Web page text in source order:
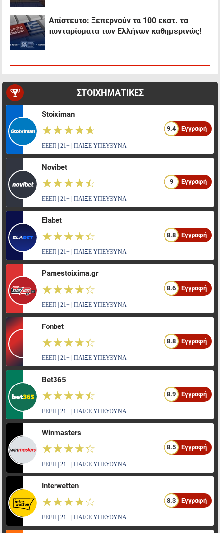
Απίστευτο: Ξεπερνούν τα 100 εκατ. τα
πονταρίσματα των Ελλήνων καθημερινώς!
ΣΤΟΙΧΗΜΑΤΙΚΕΣ
Stoiximan
☆☆☆☆☆
★★★★★ 9.4 Εγγραφή
ΕΕΕΠ | 21+ | ΠΑΙΞΕ ΥΠΕΥΘΥΝΑ
Novibet
☆☆☆☆☆
★★★★★ 9 Εγγραφή
ΕΕΕΠ | 21+ | ΠΑΙΞΕ ΥΠΕΥΘΥΝΑ
Elabet
☆☆☆☆☆
★★★★★ 8.8 Εγγραφή
ΕΕΕΠ | 21+ | ΠΑΙΞΕ ΥΠΕΥΘΥΝΑ
Pamestoixima.gr
☆☆☆☆☆
★★★★★ 8.6 Εγγραφή
ΕΕΕΠ | 21+ | ΠΑΙΞΕ ΥΠΕΥΘΥΝΑ
Fonbet
☆☆☆☆☆
★★★★★ 8.8 Εγγραφή
ΕΕΕΠ | 21+ | ΠΑΙΞΕ ΥΠΕΥΘΥΝΑ
Bet365
☆☆☆☆☆
★★★★★ 8.9 Εγγραφή
ΕΕΕΠ | 21+ | ΠΑΙΞΕ ΥΠΕΥΘΥΝΑ
Winmasters
☆☆☆☆☆
★★★★★ 8.5 Εγγραφή
ΕΕΕΠ | 21+ | ΠΑΙΞΕ ΥΠΕΥΘΥΝΑ
Interwetten
☆☆☆☆☆
★★★★★ 8.3 Εγγραφή
ΕΕΕΠ | 21+ | ΠΑΙΞΕ ΥΠΕΥΘΥΝΑ